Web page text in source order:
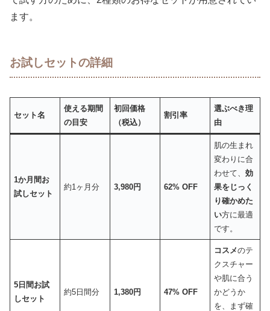
ます。
お試しセットの詳細
セット名
使える期間
の目安
初回価格
（税込）
割引率
選ぶべき理
由
1か月間お
試しセット
約1ヶ月分 3,980円 62% OFF
肌の生まれ
変わりに合
わせて、効
果をじっく
り確かめた
い方に最適
です。
5日間お試
しセット
約5日間分 1,380円 47% OFF
コスメのテ
クスチャー
や肌に合う
かどうか
を、まず確